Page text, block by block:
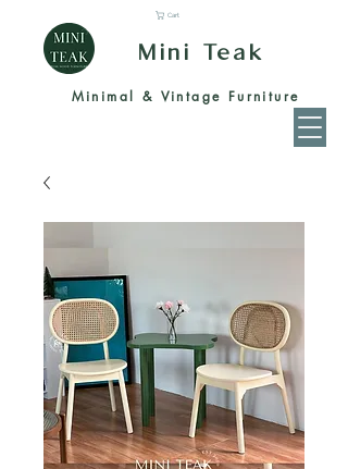
Mini Teak
Minimal & Vintage Furniture
Cart